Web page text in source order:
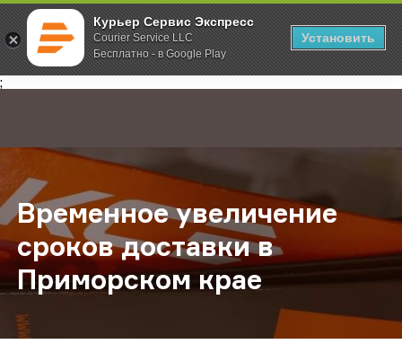
Курьер Сервис Экспресс
Courier Service LLC
Бесплатно - в Google Play
Установить
;
Главная О компании Новости Временное увеличение сроков
Временное увеличение
сроков доставки в
Приморском крае